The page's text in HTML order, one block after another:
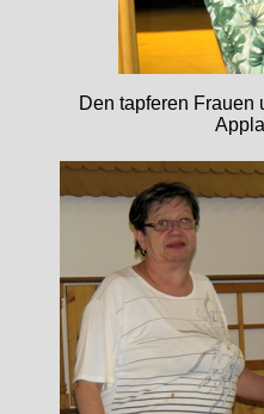
Den tapferen Frauen